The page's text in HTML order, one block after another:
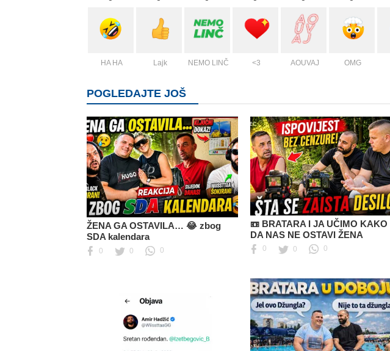
HA HA Lajk NEMO LINČ <3 AOUVAJ OMG
POGLEDAJTE JOŠ
ŽENA GA OSTAVILA… 😂 zbog
SDA kalendara
0 0 0
📼 BRATARA I JA UČIMO KAKO
DA NAS NE OSTAVI ŽENA
0 0 0